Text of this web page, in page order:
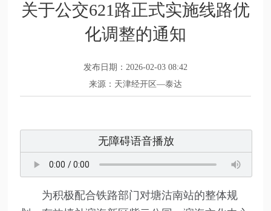
关于公交621路正式实施线路优
化调整的通知
发布日期：2026-02-03 08:42
来源：天津经开区—泰达
无障碍语音播放
为积极配合铁路部门对塘沽南站的整体规